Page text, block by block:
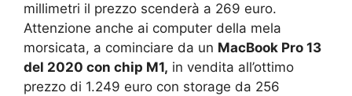
millimetri il prezzo scenderà a 269 euro.
Attenzione anche ai computer della mela
morsicata, a cominciare da un MacBook Pro 13
del 2020 con chip M1, in vendita all’ottimo
prezzo di 1.249 euro con storage da 256